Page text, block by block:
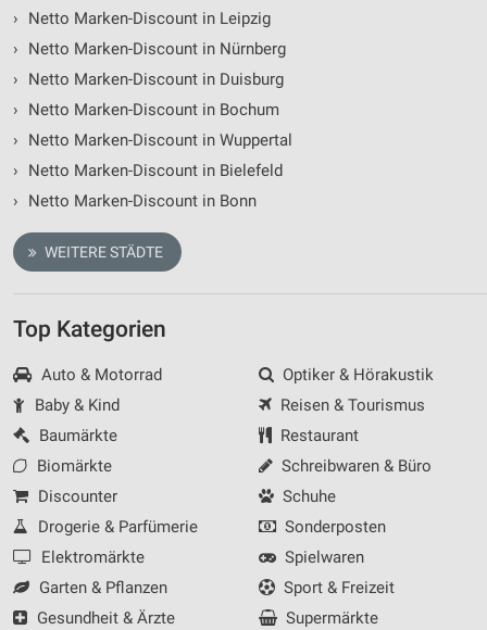
›
Netto Marken-Discount in Leipzig
›
Netto Marken-Discount in Nürnberg
›
Netto Marken-Discount in Duisburg
›
Netto Marken-Discount in Bochum
›
Netto Marken-Discount in Wuppertal
›
Netto Marken-Discount in Bielefeld
›
Netto Marken-Discount in Bonn
WEITERE STÄDTE
Top Kategorien
Auto & Motorrad
Baby & Kind
Baumärkte
Biomärkte
Discounter
Drogerie & Parfümerie
Elektromärkte
Garten & Pflanzen
Gesundheit & Ärzte
Optiker & Hörakustik
Reisen & Tourismus
Restaurant
Schreibwaren & Büro
Schuhe
Sonderposten
Spielwaren
Sport & Freizeit
Supermärkte